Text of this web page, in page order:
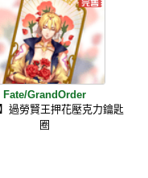
Fate/GrandOrder
】過勞賢王押花壓克力鑰匙
圈